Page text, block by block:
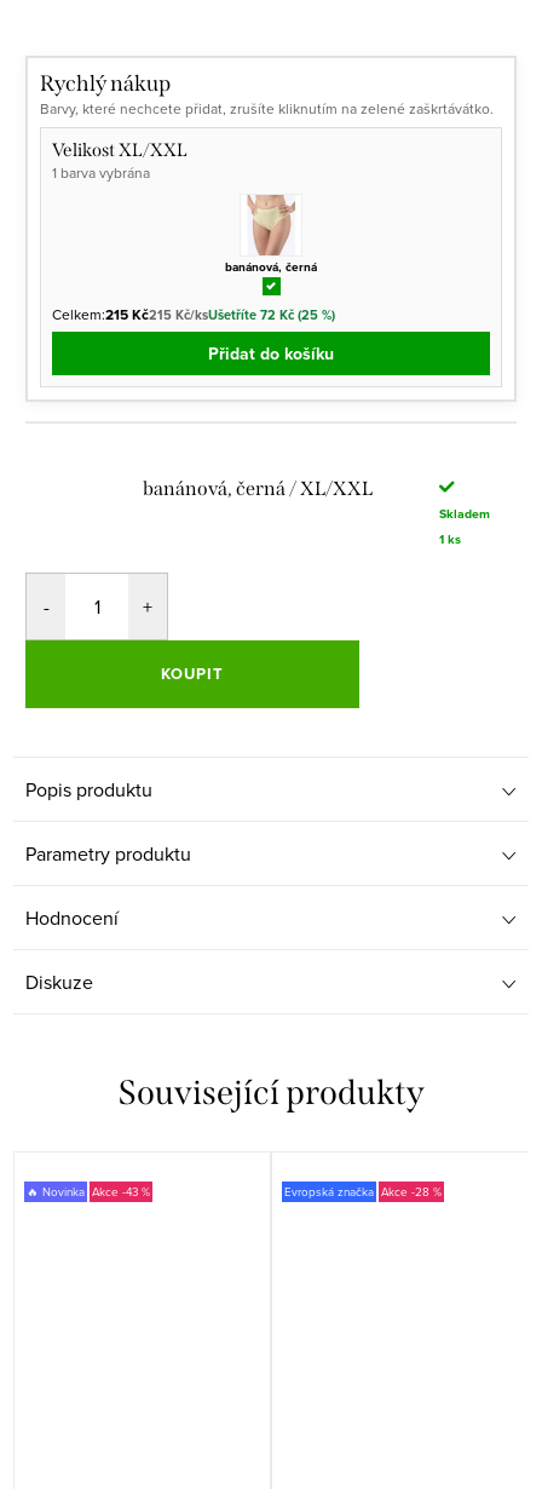
Rychlý nákup
Barvy, které nechcete přidat, zrušíte kliknutím na zelené zaškrtávátko.
Velikost XL/XXL
1 barva vybrána
banánová, černá
Celkem:215 Kč215 Kč/ksUšetříte 72 Kč (25 %)
Přidat do košíku
banánová, černá / XL/XXL
Skladem
1 ks
KOUPIT
Popis produktu
Parametry produktu
Hodnocení
Diskuze
Související produkty
🔥 Novinka -43 % Evropská značka -28 %